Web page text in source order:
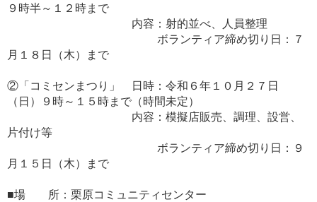
９時半～１２時まで
内容：射的並べ、人員整理
ボランティア締め切り日：７
月１８日（木）まで
②「コミセンまつり」 日時：令和６年１０月２７日
（日）９時～１５時まで（時間未定）
内容：模擬店販売、調理、設営、
片付け等
ボランティア締め切り日：９
月１５日（木）まで
■場 所：栗原コミュニティセンター